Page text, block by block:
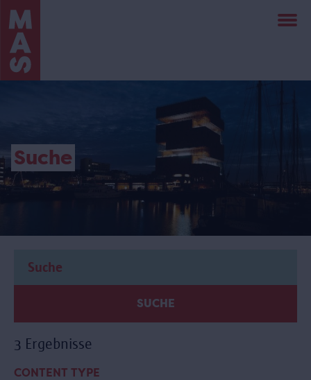
Direkt
zum
Inhalt
Suche
SUCHE
3 Ergebnisse
CONTENT TYPE